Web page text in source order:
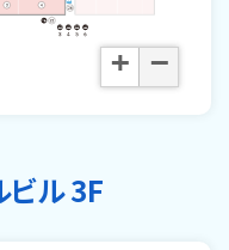
+ −
ビル 3F